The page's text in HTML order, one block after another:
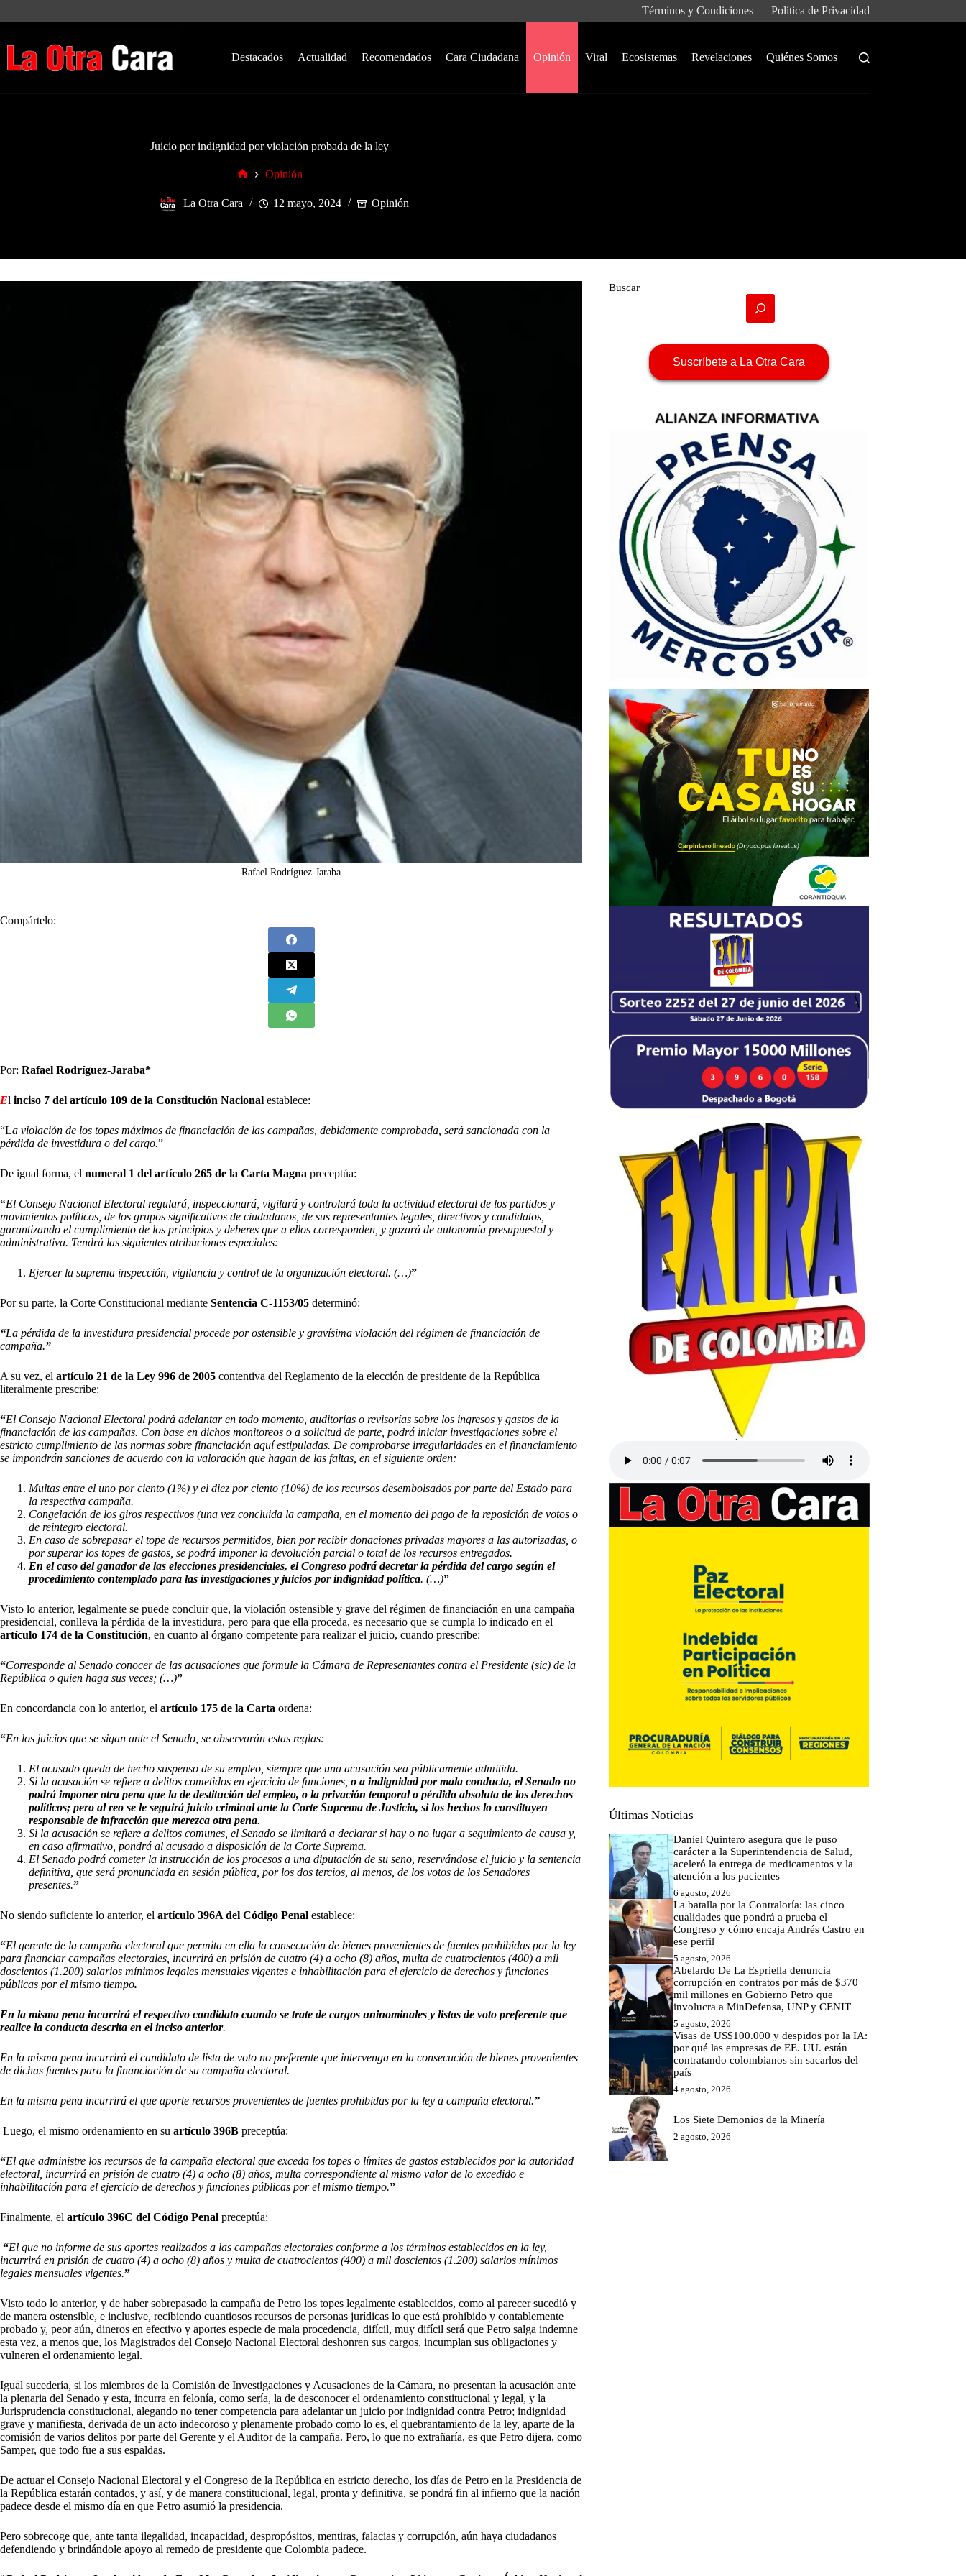
Términos y Condiciones Política de Privacidad
Destacados Actualidad Recomendados Cara Ciudadana Opinión Viral Ecosistemas Revelaciones Quiénes Somos
Juicio por indignidad por violación probada de la ley
Opinión
La Otra Cara 12 mayo, 2024 Opinión
Rafael Rodríguez-Jaraba
Compártelo:
Por: Rafael Rodríguez-Jaraba*
El inciso 7 del artículo 109 de la Constitución Nacional establece:
“La violación de los topes máximos de financiación de las campañas, debidamente comprobada, será sancionada con la
pérdida de investidura o del cargo.”
De igual forma, el numeral 1 del artículo 265 de la Carta Magna preceptúa:
“El Consejo Nacional Electoral regulará, inspeccionará, vigilará y controlará toda la actividad electoral de los partidos y
movimientos políticos, de los grupos significativos de ciudadanos, de sus representantes legales, directivos y candidatos,
garantizando el cumplimiento de los principios y deberes que a ellos corresponden, y gozará de autonomía presupuestal y
administrativa. Tendrá las siguientes atribuciones especiales:
Ejercer la suprema inspección, vigilancia y control de la organización electoral. (…)”
Por su parte, la Corte Constitucional mediante Sentencia C-1153/05 determinó:
“La pérdida de la investidura presidencial procede por ostensible y gravísima violación del régimen de financiación de
campaña.”
A su vez, el artículo 21 de la Ley 996 de 2005 contentiva del Reglamento de la elección de presidente de la República
literalmente prescribe:
“El Consejo Nacional Electoral podrá adelantar en todo momento, auditorías o revisorías sobre los ingresos y gastos de la
financiación de las campañas. Con base en dichos monitoreos o a solicitud de parte, podrá iniciar investigaciones sobre el
estricto cumplimiento de las normas sobre financiación aquí estipuladas. De comprobarse irregularidades en el financiamiento
se impondrán sanciones de acuerdo con la valoración que hagan de las faltas, en el siguiente orden:
Multas entre el uno por ciento (1%) y el diez por ciento (10%) de los recursos desembolsados por parte del Estado para
la respectiva campaña.
Congelación de los giros respectivos (una vez concluida la campaña, en el momento del pago de la reposición de votos o
de reintegro electoral.
En caso de sobrepasar el tope de recursos permitidos, bien por recibir donaciones privadas mayores a las autorizadas, o
por superar los topes de gastos, se podrá imponer la devolución parcial o total de los recursos entregados.
En el caso del ganador de las elecciones presidenciales, el Congreso podrá decretar la pérdida del cargo según el
procedimiento contemplado para las investigaciones y juicios por indignidad política. (…)”
Visto lo anterior, legalmente se puede concluir que, la violación ostensible y grave del régimen de financiación en una campaña
presidencial, conlleva la pérdida de la investidura, pero para que ella proceda, es necesario que se cumpla lo indicado en el
artículo 174 de la Constitución, en cuanto al órgano competente para realizar el juicio, cuando prescribe:
“Corresponde al Senado conocer de las acusaciones que formule la Cámara de Representantes contra el Presidente (sic) de la
República o quien haga sus veces; (…)”
En concordancia con lo anterior, el artículo 175 de la Carta ordena:
“En los juicios que se sigan ante el Senado, se observarán estas reglas:
El acusado queda de hecho suspenso de su empleo, siempre que una acusación sea públicamente admitida.
Si la acusación se refiere a delitos cometidos en ejercicio de funciones, o a indignidad por mala conducta, el Senado no
podrá imponer otra pena que la de destitución del empleo, o la privación temporal o pérdida absoluta de los derechos
políticos; pero al reo se le seguirá juicio criminal ante la Corte Suprema de Justicia, si los hechos lo constituyen
responsable de infracción que merezca otra pena.
Si la acusación se refiere a delitos comunes, el Senado se limitará a declarar si hay o no lugar a seguimiento de causa y,
en caso afirmativo, pondrá al acusado a disposición de la Corte Suprema.
El Senado podrá cometer la instrucción de los procesos a una diputación de su seno, reservándose el juicio y la sentencia
definitiva, que será pronunciada en sesión pública, por los dos tercios, al menos, de los votos de los Senadores
presentes.”
No siendo suficiente lo anterior, el artículo 396A del Código Penal establece:
“El gerente de la campaña electoral que permita en ella la consecución de bienes provenientes de fuentes prohibidas por la ley
para financiar campañas electorales, incurrirá en prisión de cuatro (4) a ocho (8) años, multa de cuatrocientos (400) a mil
doscientos (1.200) salarios mínimos legales mensuales vigentes e inhabilitación para el ejercicio de derechos y funciones
públicas por el mismo tiempo.
En la misma pena incurrirá el respectivo candidato cuando se trate de cargos uninominales y listas de voto preferente que
realice la conducta descrita en el inciso anterior.
En la misma pena incurrirá el candidato de lista de voto no preferente que intervenga en la consecución de bienes provenientes
de dichas fuentes para la financiación de su campaña electoral.
En la misma pena incurrirá el que aporte recursos provenientes de fuentes prohibidas por la ley a campaña electoral.”
Luego, el mismo ordenamiento en su artículo 396B preceptúa:
“El que administre los recursos de la campaña electoral que exceda los topes o límites de gastos establecidos por la autoridad
electoral, incurrirá en prisión de cuatro (4) a ocho (8) años, multa correspondiente al mismo valor de lo excedido e
inhabilitación para el ejercicio de derechos y funciones públicas por el mismo tiempo.”
Finalmente, el artículo 396C del Código Penal preceptúa:
“El que no informe de sus aportes realizados a las campañas electorales conforme a los términos establecidos en la ley,
incurrirá en prisión de cuatro (4) a ocho (8) años y multa de cuatrocientos (400) a mil doscientos (1.200) salarios mínimos
legales mensuales vigentes.”
Visto todo lo anterior, y de haber sobrepasado la campaña de Petro los topes legalmente establecidos, como al parecer sucedió y
de manera ostensible, e inclusive, recibiendo cuantiosos recursos de personas jurídicas lo que está prohibido y contablemente
probado y, peor aún, dineros en efectivo y aportes especie de mala procedencia, difícil, muy difícil será que Petro salga indemne
esta vez, a menos que, los Magistrados del Consejo Nacional Electoral deshonren sus cargos, incumplan sus obligaciones y
vulneren el ordenamiento legal.
Igual sucedería, si los miembros de la Comisión de Investigaciones y Acusaciones de la Cámara, no presentan la acusación ante
la plenaria del Senado y esta, incurra en felonía, como sería, la de desconocer el ordenamiento constitucional y legal, y la
Jurisprudencia constitucional, alegando no tener competencia para adelantar un juicio por indignidad contra Petro; indignidad
grave y manifiesta, derivada de un acto indecoroso y plenamente probado como lo es, el quebrantamiento de la ley, aparte de la
comisión de varios delitos por parte del Gerente y el Auditor de la campaña. Pero, lo que no extrañaría, es que Petro dijera, como
Samper, que todo fue a sus espaldas.
De actuar el Consejo Nacional Electoral y el Congreso de la República en estricto derecho, los días de Petro en la Presidencia de
la República estarán contados, y así, y de manera constitucional, legal, pronta y definitiva, se pondrá fin al infierno que la nación
padece desde el mismo día en que Petro asumió la presidencia.
Pero sobrecoge que, ante tanta ilegalidad, incapacidad, despropósitos, mentiras, falacias y corrupción, aún haya ciudadanos
defendiendo y brindándole apoyo al remedo de presidente que Colombia padece.
Buscar
Suscríbete a La Otra Cara
Últimas Noticias
Daniel Quintero asegura que le puso
carácter a la Superintendencia de Salud,
aceleró la entrega de medicamentos y la
atención a los pacientes
6 agosto, 2026
La batalla por la Contraloría: las cinco
cualidades que pondrá a prueba el
Congreso y cómo encaja Andrés Castro en
ese perfil
5 agosto, 2026
Abelardo De La Espriella denuncia
corrupción en contratos por más de $370
mil millones en Gobierno Petro que
involucra a MinDefensa, UNP y CENIT
5 agosto, 2026
Visas de US$100.000 y despidos por la IA:
por qué las empresas de EE. UU. están
contratando colombianos sin sacarlos del
país
4 agosto, 2026
Los Siete Demonios de la Minería
2 agosto, 2026